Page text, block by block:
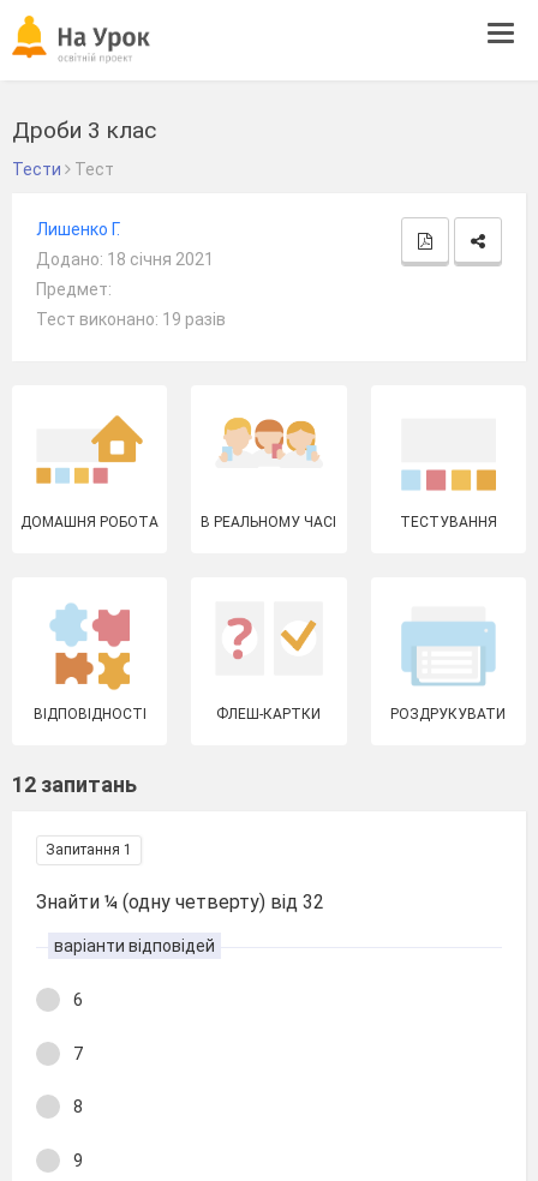
Дроби 3 клас
Тести Тест
Лишенко Г.
Додано: 18 січня 2021
Предмет:
Тест виконано: 19 разів
ДОМАШНЯ РОБОТА В РЕАЛЬНОМУ ЧАСІ ТЕСТУВАННЯ
ВІДПОВІДНОСТІ ФЛЕШ-КАРТКИ РОЗДРУКУВАТИ
12 запитань
Запитання 1
Знайти ¼ (одну четверту) від 32
варіанти відповідей
6
7
8
9